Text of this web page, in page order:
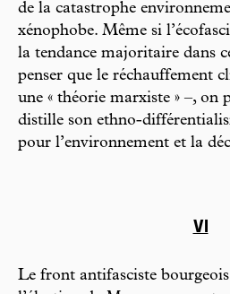
de la catastrophe
xénophobe. Même si
la tendance majoritaire dans
penser que le réchauffement
une « théorie marxiste » –, on
distille son ethno-
pour l’environnement et la
VI
Le front antifasciste